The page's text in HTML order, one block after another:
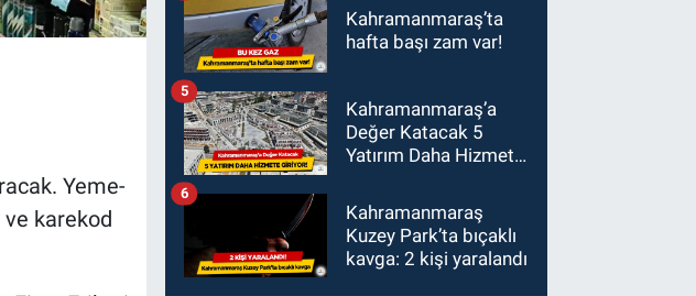
Yeme-
karekod
Kahramanmaraş’ta
hafta başı zam var!
Kahramanmaraş’a
Değer Katacak 5
Yatırım Daha Hizmete
5
Kahramanmaraş
Kuzey Park’ta bıçaklı
kavga: 2 kişi yaralandı
6